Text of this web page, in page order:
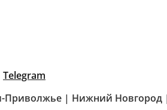
Telegram
Приволжье | Нижний Новгород